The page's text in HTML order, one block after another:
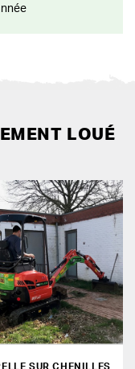
LOUÉ
SUR CHENILLES